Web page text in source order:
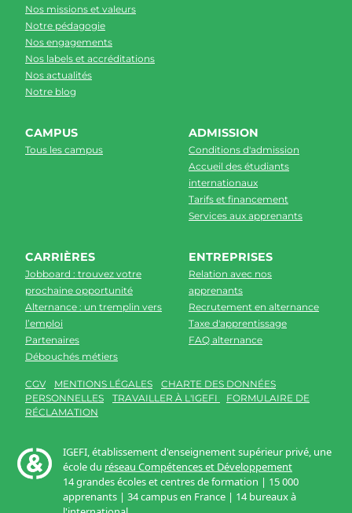
Nos missions et valeurs
Notre pédagogie
Nos engagements
Nos labels et accréditations
Nos actualités
Notre blog
CAMPUS
Tous les campus
ADMISSION
Conditions d'admission
Accueil des étudiants
internationaux
Tarifs et financement
Services aux apprenants
CARRIÈRES
Jobboard : trouvez votre
prochaine opportunité
Alternance : un tremplin vers
l’emploi
Partenaires
Débouchés métiers
ENTREPRISES
Relation avec nos
apprenants
Recrutement en alternance
Taxe d'apprentissage
FAQ alternance
CGV MENTIONS LÉGALES
CHARTE DES DONNÉES
PERSONNELLES
TRAVAILLER À L'IGEFI
FORMULAIRE DE
RÉCLAMATION